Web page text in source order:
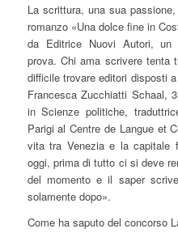
La scrittura, una sua
romanzo «Una dolce fine in
da Editrice Nuovi Autori, un
prova. Chi ama scrivere tenta
difficile trovare editori disposti
Francesca Zucchiatti Schaal,
in Scienze politiche,
Parigi al Centre de Langue et
vita tra Venezia e la capitale
oggi, prima di tutto ci si deve
del momento e il saper
solamente dopo».
Come ha saputo del concorso